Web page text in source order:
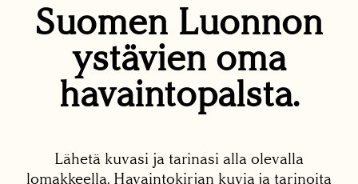
Suomen Luonnon
ystävien oma
havaintopalsta.
Lähetä kuvasi ja tarinasi alla olevalla
lomakkeella. Havaintokirjan kuvia ja tarinoita